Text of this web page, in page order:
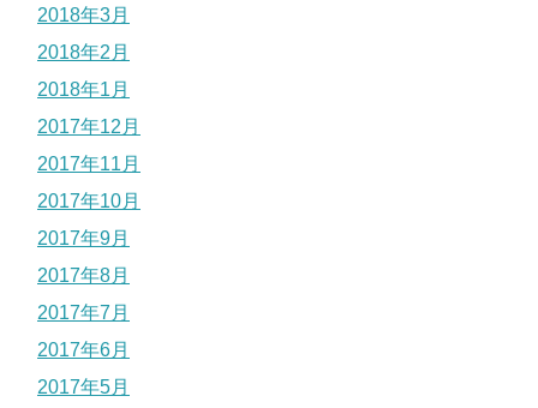
2018年3月
2018年2月
2018年1月
2017年12月
2017年11月
2017年10月
2017年9月
2017年8月
2017年7月
2017年6月
2017年5月